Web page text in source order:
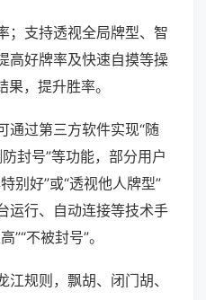
；支持透视全局牌型、智
高好牌率及快速自摸等操
，提升胜率。
通过第三方软件实现“随
封号”等功能，部分用户
别好”或“透视他人牌型”
运行、自动连接等技术手
”“不被封号”。
规则，飘胡、闭门胡、